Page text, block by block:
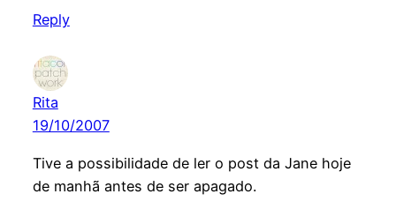
Reply
Rita
19/10/2007
Tive a possibilidade de ler o post da Jane hoje
de manhã antes de ser apagado.